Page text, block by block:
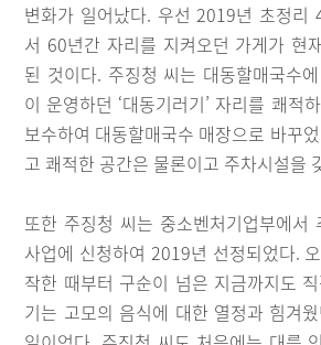
변화가 일어났다. 우선 2019년 초정리
서 60년간 자리를 지켜오던 가게가 현
된 것이다. 주징청 씨는 대동할매국수
이 운영하던 ‘대동기러기’ 자리를 쾌적
보수하여 대동할매국수 매장으로 바꾸
고 쾌적한 공간은 물론이고 주차시설을
또한 주징청 씨는 중소벤처기업부에서
사업에 신청하여 2019년 선정되었다.
작한 때부터 구순이 넘은 지금까지도
기는 고모의 음식에 대한 열정과 힘겨